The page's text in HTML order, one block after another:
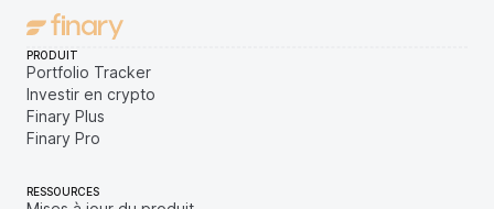
PRODUIT
Portfolio Tracker
Investir en crypto
Finary Plus
Finary Pro
RESSOURCES